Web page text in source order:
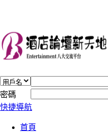
密碼
快捷導航
首頁